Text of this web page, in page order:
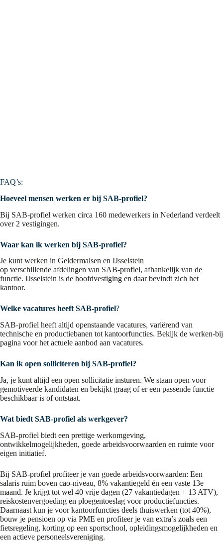
FAQ’s:
Hoeveel mensen werken er bij SAB-profiel?
Bij SAB‑profiel werken circa 160 medewerkers in Nederland verdeelt
over 2 vestigingen.
Waar kan ik werken bij SAB-profiel?
Je kunt werken in Geldermalsen en IJsselstein
op verschillende afdelingen van SAB‑profiel, afhankelijk van de
functie. IJsselstein is de hoofdvestiging en daar bevindt zich het
kantoor.
Welke vacatures heeft SAB-profiel?
SAB‑profiel heeft altijd openstaande vacatures, variërend van
technische en productiebanen tot kantoorfuncties. Bekijk de werken-bij
pagina voor het actuele aanbod aan vacatures.
Kan ik open solliciteren bij SAB-profiel?
Ja, je kunt altijd een open sollicitatie insturen. We staan open voor
gemotiveerde kandidaten en bekijkt graag of er een passende functie
beschikbaar is of ontstaat.
Wat biedt SAB-profiel als werkgever?
SAB‑profiel biedt een prettige werkomgeving,
ontwikkelmogelijkheden, goede arbeidsvoorwaarden en ruimte voor
eigen initiatief.
Bij SAB‑profiel profiteer je van goede arbeidsvoorwaarden: Een
salaris ruim boven cao-niveau, 8% vakantiegeld én een vaste 13e
maand. Je krijgt tot wel 40 vrije dagen (27 vakantiedagen + 13 ATV),
reiskostenvergoeding en ploegentoeslag voor productiefuncties.
Daarnaast kun je voor kantoorfuncties deels thuiswerken (tot 40%),
bouw je pensioen op via PME en profiteer je van extra’s zoals een
fietsregeling, korting op een sportschool, opleidingsmogelijkheden en
een actieve personeelsvereniging.